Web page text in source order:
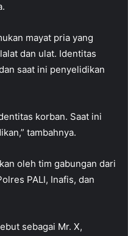
mayat pria yang
dan ulat. Identitas
saat ini penyelidikan
korban. Saat ini
tambahnya.
oleh tim gabungan dari
PALI, Inafis, dan
sebagai Mr. X,